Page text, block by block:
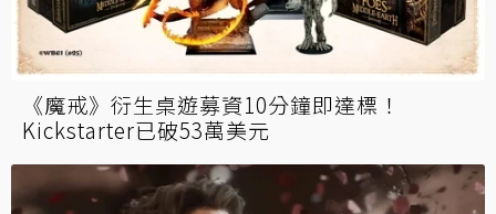
《魔戒》衍生桌遊募資10分鐘即達標！
Kickstarter已破53萬美元